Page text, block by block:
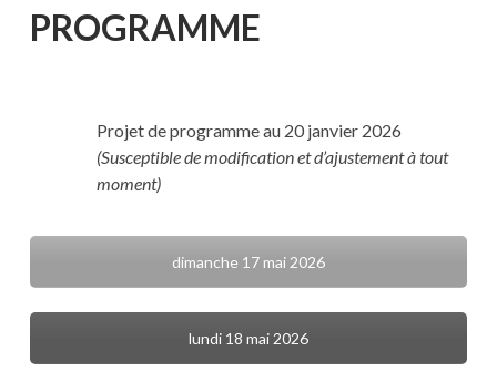
PROGRAMME
Projet de programme au 20 janvier 2026
(Susceptible de modification et d’ajustement à tout
moment)
dimanche 17 mai 2026
lundi 18 mai 2026